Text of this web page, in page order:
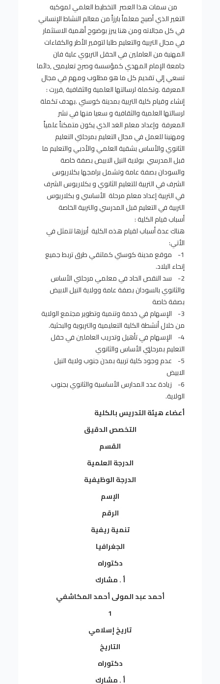
من سمات هذا العصر التخطيط العلمي لموكبه
التغير الذي أصبح معلماً بارزاً من معالم النشاط الإنساني
في كل مجالاته ومن هنا يبرز بوضوح أهمية الاستثمار
في مجال التربية والتعليم طلبا لتوفير الأطر والكفاءات
المهنية من العاملين في الحقل التربوي علية فان
جامعة الإمام المهدي كمؤسسة وصرح تعليميي ,دائما
تسعي إلي تقديم كل ما هو مطلوب ومهم في مجال
المعرفة .وتكملة لرسالتها العلمية والثقافية ,قررت :
إنشاء وقيام كلية التربية بمدينة كوستي .بهدف تكملة
لرسالتها العلمية والثقافية و سعيا منها في نشر
المعرفة وإعداد معلم الغد الذي يكون متمكناً علمياً
ومهنينا للعمل في مجال التعليم بمرحلتي التعليم
الثانوي والأساس بشقية العلمي والأدبي والتعليم ما
قبل المدرسي بولاية النيل الابيض بصفة خاصة
والسودان بصفة عامة وتشمل برامجها بكلاريوس
الشرف في التربية للتعليم الثانوي و بكلاريوس الشرف
في التربية إعداد معلم مرحلة الأساسي و بكلاريوس
التربية في التعليم قبل المدرسي والتربية الخاصة
أسباب قيام الكلية :
هناك عدة أسباب لقيام هذه الكلية أبرزها تتمثل في
الأتي:
1- موقع مدينة كوستي كملتقي طرق تربط جميع
إنحاء البلاد.
2- سد النقص الحاد في معلمي مرحلتي الأساس
والثانوي بالسودان بصفة عامة وولاية النيل الابيض
بصفة خاصة
3- الإسهام في خدمة وتنمية وتطوير مجتمع الولاية
من خلال أنشطة الكلية التعليمية والتربوية والبحثية.
4- الإسهام في تأهيل وتدريب العاملين في حقل
التعليم بمرحلتٍي الأساس والثانوي
5- عدم وجود كلية تربية بمدن جنوب ولاية النيل
الابيض
6- زيادة عدد المدارس الأساسية والثانوي بجنوب
الولاية.
أعضاء هيئة التدريس بالكلية
التخصص الدقيق
القسم
الدرجة العلمية
الدرجة الوظيفية
الإسم
الرقم
تنمية ريفية
الجغرافيا
دكتوراه
أ . مشارك
أحمد عبد المولى أحمد المكاشفي
1
تاريخ إسلامي
التاريخ
دكتوراه
أ . مشارك